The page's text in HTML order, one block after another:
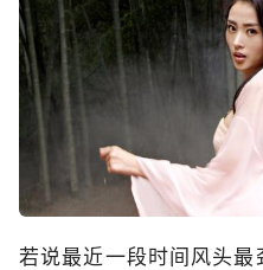
若说最近一段时间风头